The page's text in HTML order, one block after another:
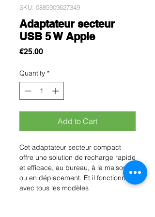
SKU: 0885909627349
Adaptateur secteur
USB 5 W Apple
€25.00Price
Quantity *
Add to Cart
Cet adaptateur secteur compact
offre une solution de recharge rapide
et efficace, au bureau, à la maison
ou en déplacement. Et il fonctionne
avec tous les modèles